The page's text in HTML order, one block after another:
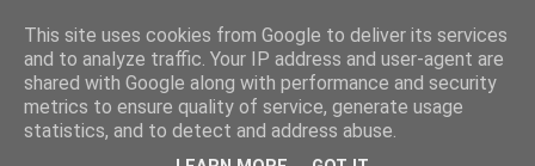
This site uses cookies from Google to deliver its services
and to analyze traffic. Your IP address and user-agent are
shared with Google along with performance and security
metrics to ensure quality of service, generate usage
statistics, and to detect and address abuse.